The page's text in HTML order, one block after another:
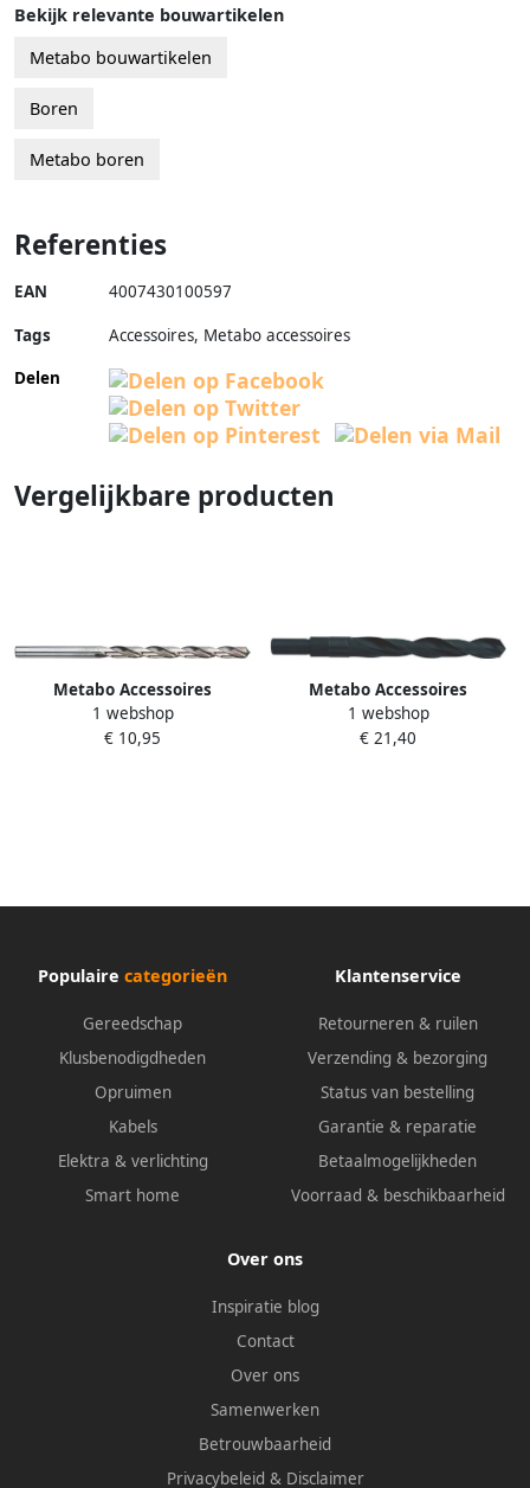
Bekijk relevante bouwartikelen
Metabo bouwartikelen
Boren
Metabo boren
Referenties
EAN 4007430100597
Tags
Accessoires, Metabo accessoires
Delen
Vergelijkbare producten
Metabo Accessoires
Metaalboor (1 st.) Ø 7 0x156
HSS-G lang DIN 340
1 webshop
€ 10,95
Metabo Accessoires
Metaalboor (1 st.) Ø 16 0x178
625011000
1 webshop
€ 21,40
Populaire categorieën
Gereedschap
Klusbenodigdheden
Opruimen
Kabels
Elektra & verlichting
Smart home
Klantenservice
Retourneren & ruilen
Verzending & bezorging
Status van bestelling
Garantie & reparatie
Betaalmogelijkheden
Voorraad & beschikbaarheid
Over ons
Inspiratie blog
Contact
Over ons
Samenwerken
Betrouwbaarheid
Privacybeleid & Disclaimer